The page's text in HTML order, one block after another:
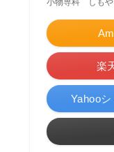
小物専科 しも
楽
Yahoo